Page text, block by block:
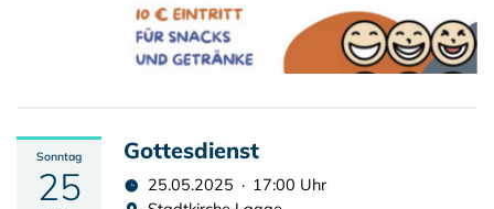
Sonntag
25
Gottesdienst
25.05.2025 · 17:00 Uhr